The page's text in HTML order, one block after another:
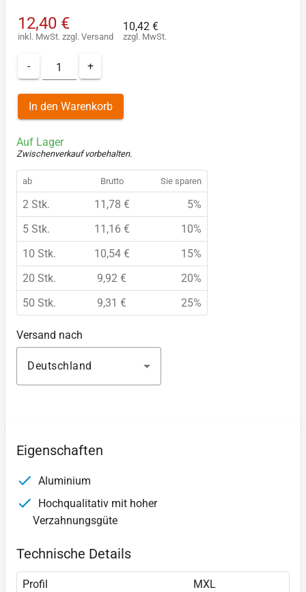
12,40 €
inkl. MwSt. zzgl. Versand
10,42 €
zzgl. MwSt.
- +
In den Warenkorb
Auf Lager
Zwischenverkauf vorbehalten.
ab Brutto Sie sparen
2 Stk. 11,78 €
5%
5 Stk.
11,16 €
10%
10 Stk.
10,54 €
15%
20 Stk.
9,92 €
20%
50 Stk.
9,31 € 25%
Versand nach
Deutschland
Eigenschaften
Aluminium
Hochqualitativ mit hoher
Verzahnungsgüte
Technische Details
Profil
MXL